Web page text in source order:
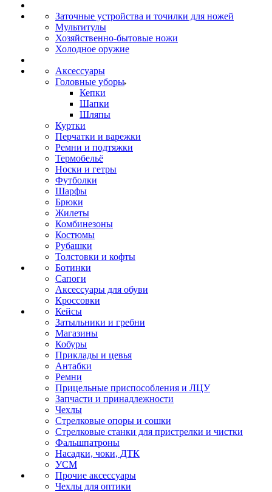
Заточные устройства и точилки для ножей
Мультитулы
Хозяйственно-бытовые ножи
Холодное оружие
Аксессуары
Головные уборы
Кепки
Шапки
Шляпы
Куртки
Перчатки и варежки
Ремни и подтяжки
Термобельё
Носки и гетры
Футболки
Шарфы
Брюки
Жилеты
Комбинезоны
Костюмы
Рубашки
Толстовки и кофты
Ботинки
Сапоги
Аксессуары для обуви
Кроссовки
Кейсы
Затыльники и гребни
Магазины
Кобуры
Приклады и цевья
Антабки
Ремни
Прицельные приспособления и ЛЦУ
Запчасти и принадлежности
Чехлы
Стрелковые опоры и сошки
Стрелковые станки для пристрелки и чистки
Фальшпатроны
Насадки, чоки, ДТК
УСМ
Прочие аксессуары
Чехлы для оптики